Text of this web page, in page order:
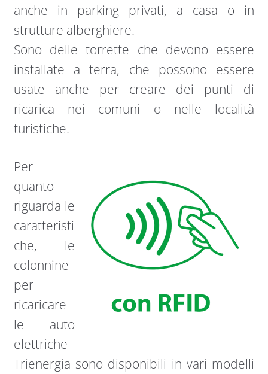
anche in parking privati, a casa o in
strutture alberghiere.
Sono delle torrette che devono essere
installate a terra, che possono essere
usate anche per creare dei punti di
ricarica nei comuni o nelle località
turistiche.
Per
quanto
riguarda le
caratteristi
che, le
colonnine
per
ricaricare
le auto
elettriche
Trienergia sono disponibili in vari modelli